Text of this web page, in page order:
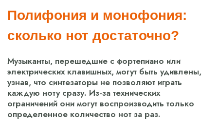
Полифония и монофония:
сколько нот достаточно?
Музыканты, перешедшие с фортепиано или
электрических клавишных, могут быть удивлены,
узнав, что синтезаторы не позволяют играть
каждую ноту сразу. Из-за технических
ограничений они могут воспроизводить только
определенное количество нот за раз.